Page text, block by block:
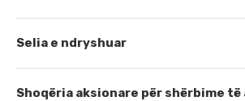
Selia e ndryshuar
Shoqëria aksionare për shërbime